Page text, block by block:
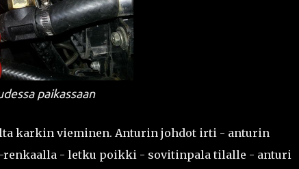
paikassaan
karkin vieminen. Anturin johdot irti - anturin
- letku poikki - sovitinpala tilalle - anturi